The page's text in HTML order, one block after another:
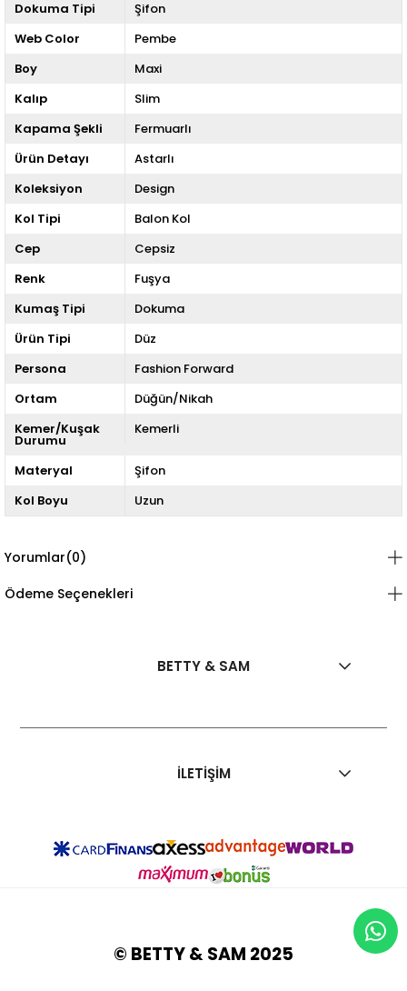
Dokuma Tipi
Şifon
Web Color
Pembe
Boy
Maxi
Kalıp
Slim
Kapama Şekli
Fermuarlı
Ürün Detayı
Astarlı
Koleksiyon
Design
Kol Tipi
Balon Kol
Cep
Cepsiz
Renk
Fuşya
Kumaş Tipi
Dokuma
Ürün Tipi
Düz
Persona
Fashion Forward
Ortam
Düğün/Nikah
Kemer/Kuşak
Durumu
Kemerli
Materyal
Şifon
Kol Boyu
Uzun
Yorumlar(0)
Ödeme Seçenekleri
BETTY & SAM
İLETİŞİM
© BETTY & SAM 2025